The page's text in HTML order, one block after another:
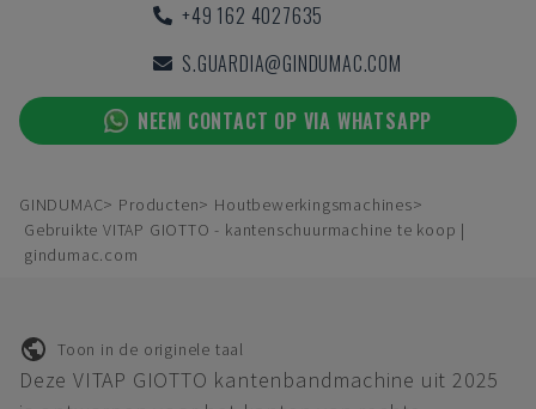
+49 162 4027635
S.GUARDIA@GINDUMAC.COM
NEEM CONTACT OP VIA WHATSAPP
GINDUMAC Producten
Houtbewerkingsmachines
Gebruikte VITAP GIOTTO - kantenschuurmachine te koop |
gindumac.com
Toon in de originele taal
Deze VITAP GIOTTO kantenbandmachine uit 2025